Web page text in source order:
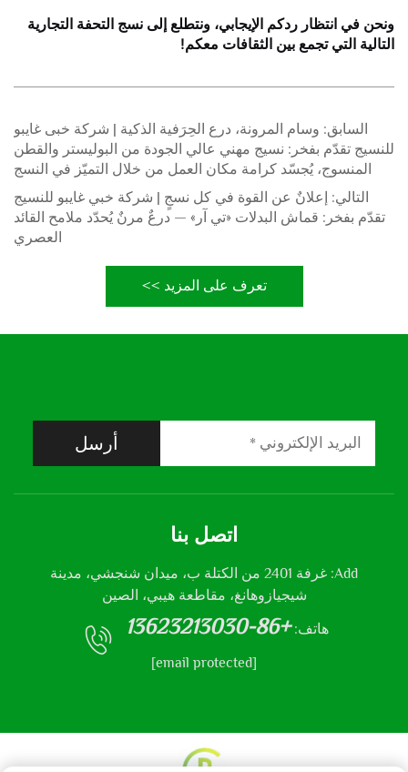
ونحن في انتظار ردكم الإيجابي، ونتطلع إلى نسج التحفة التجارية
التالية التي تجمع بين الثقافات معكم!
السابق: وسام المرونة، درع الحِرَفية الذكية | شركة خبى غايبو
للنسيج تقدّم بفخر: نسيج مهني عالي الجودة من البوليستر والقطن
المنسوج، يُجسّد كرامة مكان العمل من خلال التميّز في النسج
التالي:
إعلانٌ عن القوة في كل نسجٍ | شركة خبي غايبو للنسيج
تقدّم بفخر: قماش البدلات «تي آر» — درعٌ مرنٌ يُحدّد ملامح القائد
العصري
تعرف على المزيد >>
أرسل
اتصل بنا
Add: غرفة 2401 من الكتلة ب، ميدان شنجشي، مدينة
شيجيازوهانغ، مقاطعة هيبي، الصين
هاتف: +86-13623213030
[email protected]